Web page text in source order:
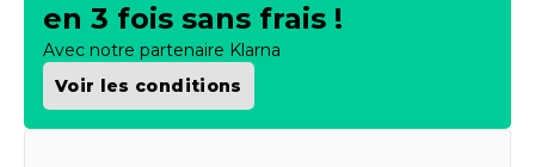
en 3 fois sans frais !
Avec notre partenaire Klarna
Voir les conditions